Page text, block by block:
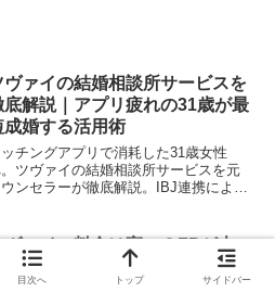
相談所：IBJ Award 8期連
連続 受賞の実績
・無料駐車場
・お見合い料無料
ヴァイの結婚相談所サービスを
底解説｜アプリ疲れの31歳が最
成婚する活用術
チングアプリで消耗した31歳女性
ツヴァイの結婚相談所サービスを元
ンセラーが徹底解説。IBJ連携による
後悔しない婚活の始め方がわかりま
ヴァイの料金は高い？FPが本
で解説！プラン・割引・他社比
でわかる費用対効果の真実
目次へ トップ サイドバー